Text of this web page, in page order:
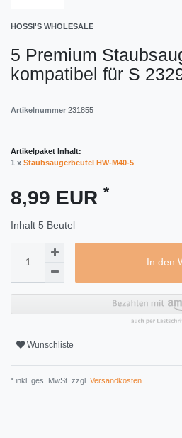
HOSSI'S WHOLESALE
5 Premium
kompatibel für S
Artikelnummer 231855
Artikelpaket Inhalt:
1 x Staubsaugerbeutel HW-M40-5
8,99 EUR *
Inhalt 5 Beutel
In den
Wunschliste
* inkl. ges. MwSt. zzgl. Versandkosten